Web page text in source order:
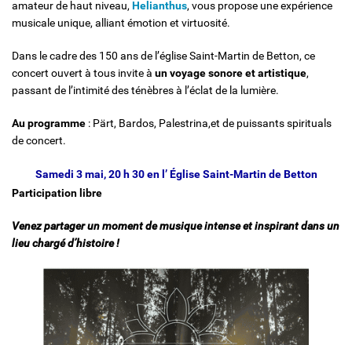
amateur de haut niveau, Helianthus, vous propose une expérience
musicale unique, alliant émotion et virtuosité.
Dans le cadre des 150 ans de l’église Saint-Martin de Betton, ce
concert ouvert à tous invite à un voyage sonore et artistique,
passant de l’intimité des ténèbres à l’éclat de la lumière.
Au programme : Pärt, Bardos, Palestrina,et de puissants spirituals
de concert.
Samedi 3 mai, 20 h 30 en l’ Église Saint-Martin de Betton
Participation libre
Venez partager un moment de musique intense et inspirant dans un
lieu chargé d’histoire !